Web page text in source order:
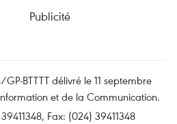
Publicité
BTTTT délivré le 11 septembre
et de la Communication.
Fax: (024) 39411348